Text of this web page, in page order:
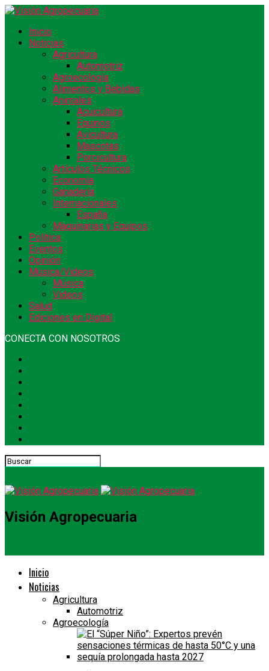
Inicio
Noticias
Agricultura
Automotriz
Agroecología
Alimentos y Bebidas
Animales
Acuicultura
Equinos
Avicultura
Mascotas
Porcicultura
Artículos Técnicos
Economía
Ganadería
Internacionales
España
Maquinarias y Equipos
Política
Eventos
Opinión
Música/Videos
Música
Videos
Salud
Ediciones en Digital
CONECTA CON NOSOTROS
Visión Agropecuaria
Inicio
Noticias
Agricultura
Automotriz
Agroecología